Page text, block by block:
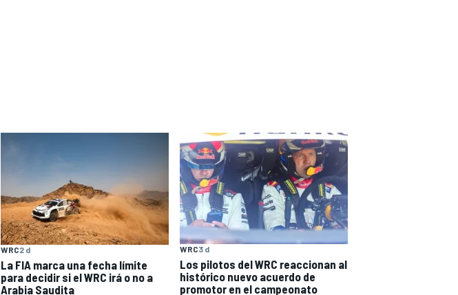
WRC2 d
La FIA marca una fecha límite
para decidir si el WRC irá o no a
Arabia Saudita
WRC3 d
Los pilotos del WRC reaccionan al
histórico nuevo acuerdo de
promotor en el campeonato